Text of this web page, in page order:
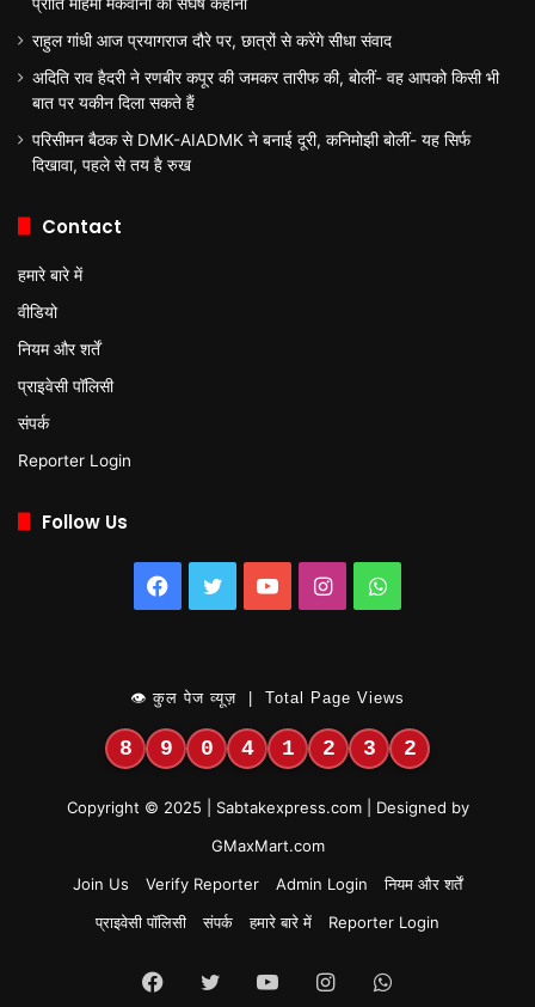
राहुल गांधी आज प्रयागराज दौरे पर, छात्रों से करेंगे सीधा संवाद
अदिति राव हैदरी ने रणबीर कपूर की जमकर तारीफ की, बोलीं- वह आपको किसी भी
बात पर यकीन दिला सकते हैं
परिसीमन बैठक से DMK-AIADMK ने बनाई दूरी, कनिमोझी बोलीं- यह सिर्फ
दिखावा, पहले से तय है रुख
Contact
हमारे बारे में
वीडियो
नियम और शर्तें
प्राइवेसी पॉलिसी
संपर्क
Reporter Login
Follow Us
Facebook
TwitterYouTubeInstagramWhatsApp
👁 कुल पेज व्यूज़ | Total Page Views
8 9 0 4 1 2 3 2
Copyright © 2025 | Sabtakexpress.com | Designed by
GMaxMart.com
Join Us
Verify Reporter Admin Login
नियम और शर्तें
प्राइवेसी पॉलिसी
संपर्क हमारे बारे में Reporter Login
Facebook
TwitterYouTubeInstagramWhatsApp